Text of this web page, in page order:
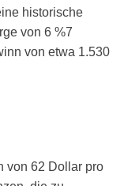
historische
von 6 %7
von etwa 1.530
von 62 Dollar pro